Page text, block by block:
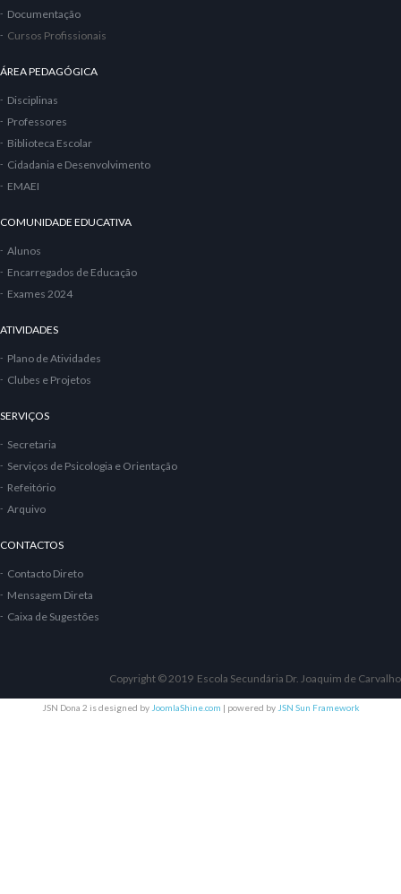
Documentação
Cursos Profissionais
ÁREA PEDAGÓGICA
Disciplinas
Professores
Biblioteca Escolar
Cidadania e Desenvolvimento
EMAEI
COMUNIDADE EDUCATIVA
Alunos
Encarregados de Educação
Exames 2024
ATIVIDADES
Plano de Atividades
Clubes e Projetos
SERVIÇOS
Secretaria
Serviços de Psicologia e Orientação
Refeitório
Arquivo
CONTACTOS
Contacto Direto
Mensagem Direta
Caixa de Sugestões
Copyright © 2019 Escola Secundária Dr. Joaquim de Carvalho
JSN Dona 2 is designed by JoomlaShine.com | powered by JSN Sun Framework